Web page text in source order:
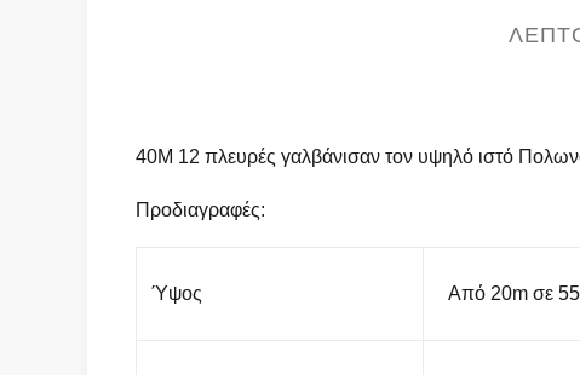
40M 12 πλευρές γαλβάνισαν τον υψηλό ιστό
Προδιαγραφές:
Ύψος Από 20m σε